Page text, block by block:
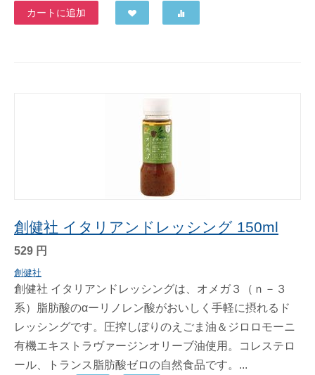
カートに追加
創健社 イタリアンドレッシング 150ml
529 円
創健社
創健社 イタリアンドレッシングは、オメガ３（ｎ－３
系）脂肪酸のαーリノレン酸がおいしく手軽に摂れるド
レッシングです。圧搾しぼりのえごま油＆ジロロモーニ
有機エキストラヴァージンオリーブ油使用。コレステロ
ール、トランス脂肪酸ゼロの自然食品です。...